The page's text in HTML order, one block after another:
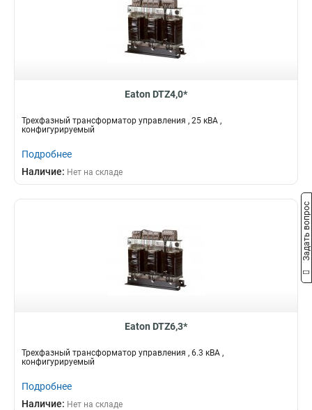
Eaton DTZ4,0*
Трехфазный трансформатор управления , 25 кВА ,
конфигурируемый
Подробнее
Наличие: Нет на складе
Eaton DTZ6,3*
Трехфазный трансформатор управления , 6.3 кВА ,
конфигурируемый
Подробнее
Наличие: Нет на складе
Задать вопрос